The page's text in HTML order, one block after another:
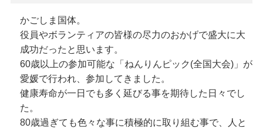
かごしま国体。
役員やボランティアの皆様の尽力のおかげで盛大に大
成功だったと思います。
60歳以上の参加可能な「ねんりんピック(全国大会)」が
愛媛で行われ、参加してきました。
健康寿命が一日でも多く延びる事を期待した日々でし
た。
80歳過ぎても色々な事に積極的に取り組む事で、人と